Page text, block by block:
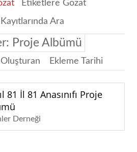
Etiketlere Gözat
Ara
Proje Albümü
Oluşturan Ekleme Tarihi
81 İl 81 Anasınıfı Proje
Derneği